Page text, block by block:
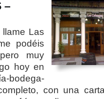
–
Las
podéis
muy
hoy en
bodega-
con una